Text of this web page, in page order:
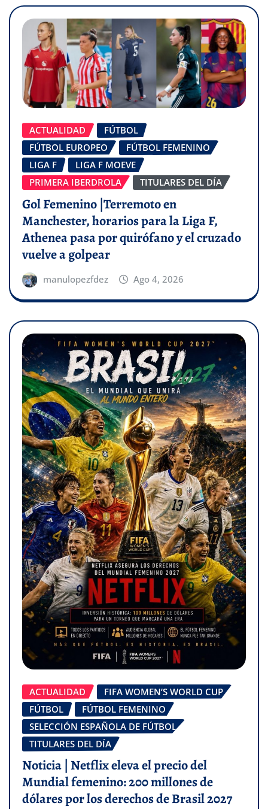
ACTUALIDAD
FÚTBOL
FÚTBOL EUROPEO
FÚTBOL FEMENINO
LIGA F
LIGA F MOEVE
PRIMERA IBERDROLA
TITULARES DEL DÍA
Gol Femenino |Terremoto en
Manchester, horarios para la Liga F,
Athenea pasa por quirófano y el cruzado
vuelve a golpear
manulopezfdez Ago 4, 2026
ACTUALIDAD
FIFA WOMEN’S WORLD CUP
FÚTBOL
FÚTBOL FEMENINO
SELECCIÓN ESPAÑOLA DE FÚTBOL
TITULARES DEL DÍA
Noticia | Netflix eleva el precio del
Mundial femenino: 200 millones de
dólares por los derechos de Brasil 2027